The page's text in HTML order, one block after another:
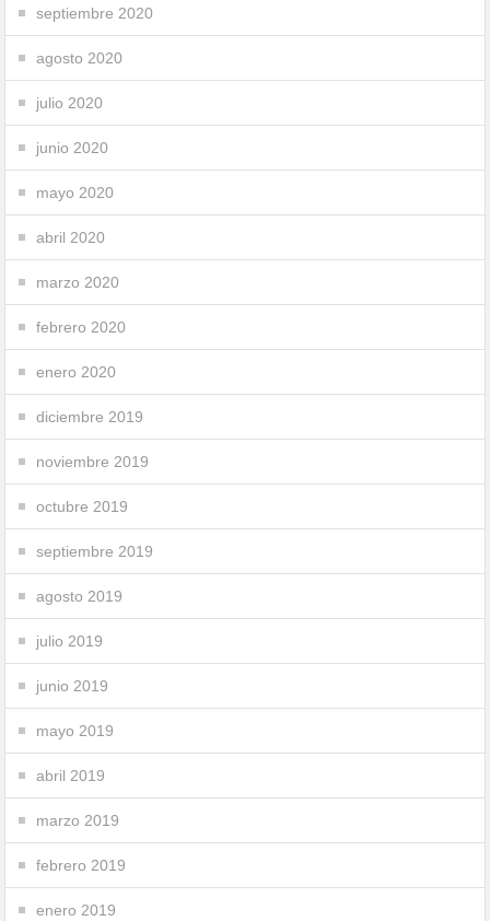
septiembre 2020
agosto 2020
julio 2020
junio 2020
mayo 2020
abril 2020
marzo 2020
febrero 2020
enero 2020
diciembre 2019
noviembre 2019
octubre 2019
septiembre 2019
agosto 2019
julio 2019
junio 2019
mayo 2019
abril 2019
marzo 2019
febrero 2019
enero 2019